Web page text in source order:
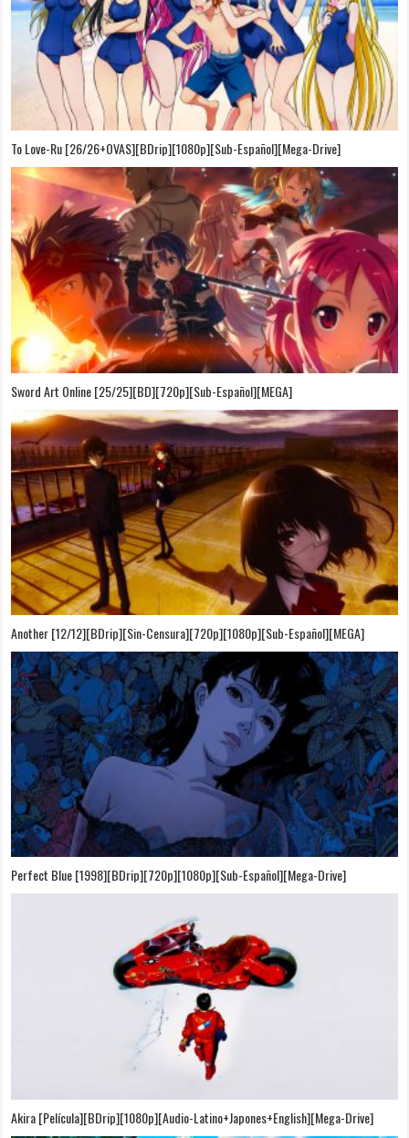
To Love-Ru [26/26+OVAS][BDrip][1080p][Sub-Español][Mega-Drive]
Sword Art Online [25/25][BD][720p][Sub-Español][MEGA]
Another [12/12][BDrip][Sin-Censura][720p][1080p][Sub-Español][MEGA]
Perfect Blue [1998][BDrip][720p][1080p][Sub-Español][Mega-Drive]
Akira [Película][BDrip][1080p][Audio-Latino+Japones+English][Mega-Drive]